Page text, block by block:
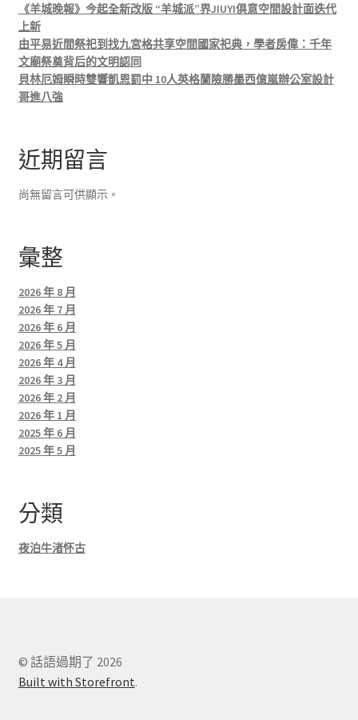
《羊城晚報》今起全新改版 “羊城派”界JIUYI俱意空間設計面迭代
上新
由平易近間祭祀到找九宮格共享空間國家祀典，學者房偉：千年
文廟祭奠背后的文明認同
貝林厄姆瞬時雙響凱恩罰中 10人英格蘭險勝墨西億嵐辦公室設計
哥進八強
近期留言
尚無留言可供顯示。
彙整
2026 年 8 月
2026 年 7 月
2026 年 6 月
2026 年 5 月
2026 年 4 月
2026 年 3 月
2026 年 2 月
2026 年 1 月
2025 年 6 月
2025 年 5 月
分類
夜泊牛渚怀古
© 話語過期了 2026
Built with Storefront.